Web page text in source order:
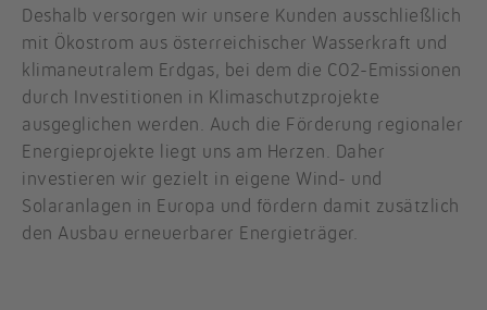
Deshalb versorgen wir unsere Kunden ausschließlich
mit Ökostrom aus österreichischer Wasserkraft und
klimaneutralem Erdgas, bei dem die CO2-Emissionen
durch Investitionen in Klimaschutzprojekte
ausgeglichen werden. Auch die Förderung regionaler
Energieprojekte liegt uns am Herzen. Daher
investieren wir gezielt in eigene Wind- und
Solaranlagen in Europa und fördern damit zusätzlich
den Ausbau erneuerbarer Energieträger.